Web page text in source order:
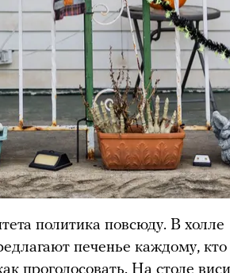
политика повсюду. В холле
печенье каждому, кто